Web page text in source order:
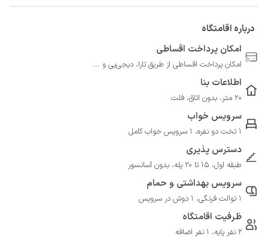
درباره اقامتگاه
امکان پرداخت اقساطی
امکان پرداخت اقساطی از طریق تارا، دیجی‌پی و ...
اطلاعات بنا
20 متر، بدون اتاق، فلت
سرویس خواب
1 تخت دو نفره، 1 سرویس خواب کامل
دسترس پذیری
طبقه اول، 15 تا 20 پله، بدون آسانسور
سرویس بهداشتی و حمام
1 توالت فرنگی، 1 دوش در سرویس
ظرفیت اقامتگاه
2 نفر پایه، 1 نفر اضافه